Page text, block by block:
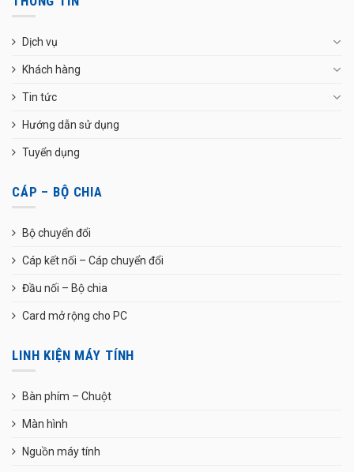
Dịch vụ
Khách hàng
Tin tức
Hướng dẫn sử dụng
Tuyển dụng
CÁP – BỘ CHIA
Bộ chuyển đổi
Cáp kết nối – Cáp chuyển đổi
Đầu nối – Bộ chia
Card mở rộng cho PC
LINH KIỆN MÁY TÍNH
Bàn phím – Chuột
Màn hình
Nguồn máy tính